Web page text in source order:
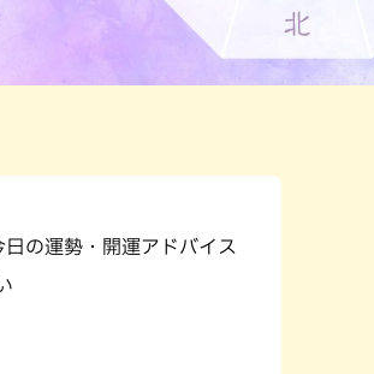
の運勢・開運アドバイス